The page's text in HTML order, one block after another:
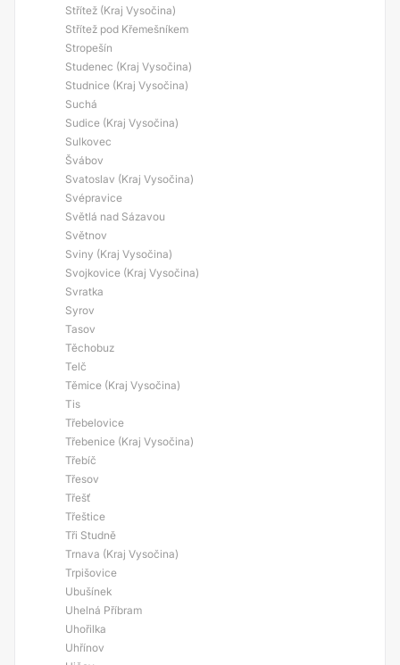
Střítež (Kraj Vysočina)
Střítež pod Křemešníkem
Stropešín
Studenec (Kraj Vysočina)
Studnice (Kraj Vysočina)
Suchá
Sudice (Kraj Vysočina)
Sulkovec
Švábov
Svatoslav (Kraj Vysočina)
Svépravice
Světlá nad Sázavou
Světnov
Sviny (Kraj Vysočina)
Svojkovice (Kraj Vysočina)
Svratka
Syrov
Tasov
Těchobuz
Telč
Těmice (Kraj Vysočina)
Tis
Třebelovice
Třebenice (Kraj Vysočina)
Třebíč
Třesov
Třešť
Třeštice
Tři Studně
Trnava (Kraj Vysočina)
Trpišovice
Ubušínek
Uhelná Příbram
Uhořilka
Uhřínov